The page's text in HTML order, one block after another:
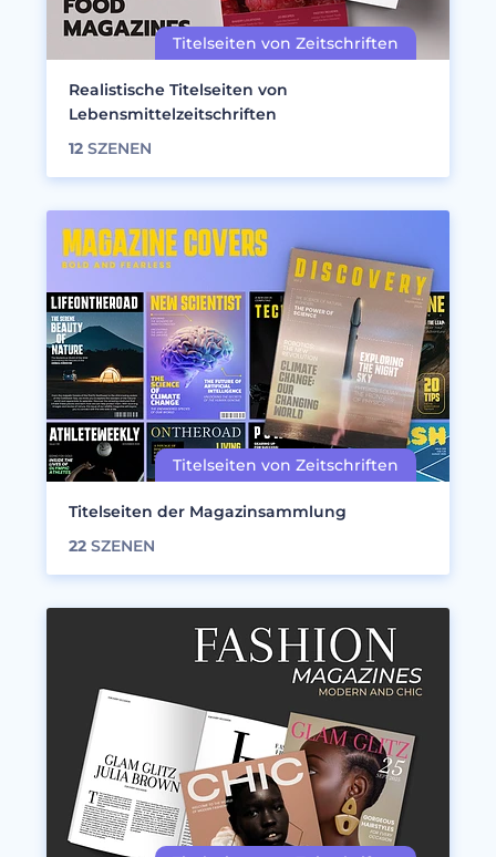
Realistische Titelseiten von
Lebensmittelzeitschriften
12 SZENEN
Titelseiten der Magazinsammlung
22 SZENEN